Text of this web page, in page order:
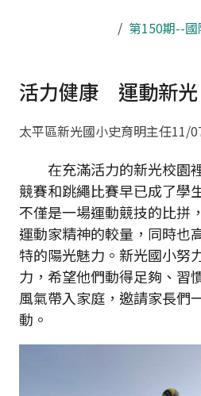
第150期--
活力健康 運動新光
太平區新光國小史育明主任11/
在充滿活力的新光校園
競賽和跳繩比賽早已成了學
不僅是一場運動競技的比拼
運動家精神的較量，同時也
特的陽光魅力。新光國小努
力，希望他們動得足夠、習
風氣帶入家庭，邀請家長們
動。